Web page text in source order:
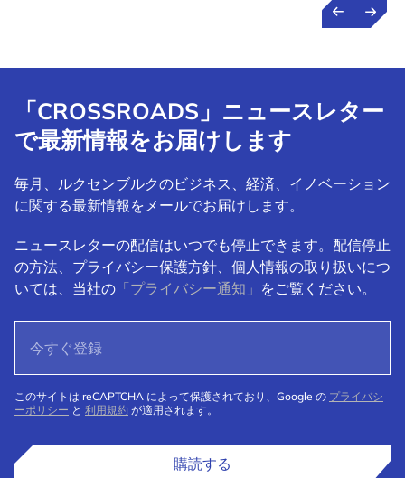
「CROSSROADS」ニュースレター
で最新情報をお届けします
毎月、ルクセンブルクのビジネス、経済、イノベーション
に関する最新情報をメールでお届けします。
ニュースレターの配信はいつでも停止できます。配信停止
の方法、プライバシー保護方針、個人情報の取り扱いにつ
いては、当社の 「プライバシー通知」 をご覧ください。
このサイトは reCAPTCHA によって保護されており、Google の プライバシ
ーポリシー と 利用規約 が適用されます。
購読する